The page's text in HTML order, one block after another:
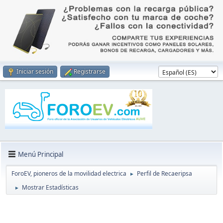
Iniciar sesión Registrarse
Menú Principal
ForoEV, pioneros de la movilidad electrica ► Perfil de Recaeripsa
► Mostrar Estadísticas